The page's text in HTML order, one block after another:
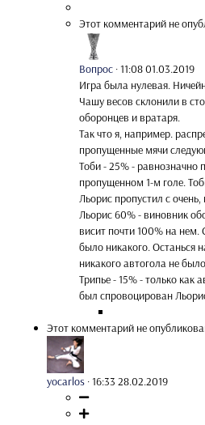
Этот комментарий не
Вопрос ·11:08 01.03.2019
Игра была нулевая.
Чашу весов склонили в
оборонцев и вратаря.
Так что я, например.
пропущенные мячи
Тоби - 25% - равнозначно
пропущенном 1-м голе.
Льорис пропустил с очень,
Льорис 60% - виновник
висит почти 100% на
было никакого. Останься
никакого автогола не
Трипье - 15% - только как
был спровоцирован
Этот комментарий не
yocarlos ·16:33 28.02.2019